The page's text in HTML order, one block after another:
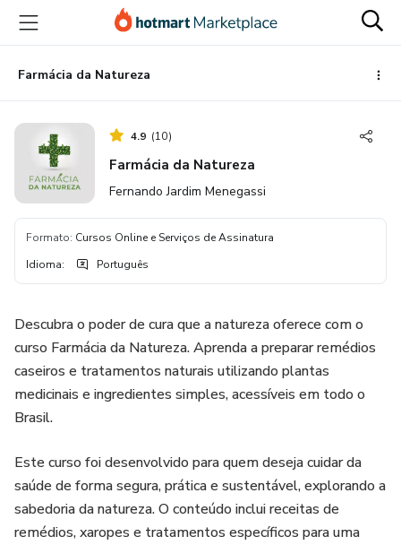
para
conteúdo
principal
para
pagamento
para
rodapé
Farmácia da Natureza
4.9 (10)
Farmácia da Natureza
Fernando Jardim Menegassi
Formato: Cursos Online e Serviços de Assinatura
Idioma: Português
Descubra o poder de cura que a natureza oferece com o
curso Farmácia da Natureza. Aprenda a preparar remédios
caseiros e tratamentos naturais utilizando plantas
medicinais e ingredientes simples, acessíveis em todo o
Brasil.
Este curso foi desenvolvido para quem deseja cuidar da
saúde de forma segura, prática e sustentável, explorando a
sabedoria da natureza. O conteúdo inclui receitas de
remédios, xaropes e tratamentos específicos para uma